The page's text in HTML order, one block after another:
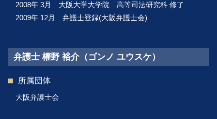
2008年 3月 大阪大学大学院 高等司法研究科 修了
2009年 12月 弁護士登録(大阪弁護士会)
弁護士 權野 裕介（ゴンノ ユウスケ）
所属団体
大阪弁護士会